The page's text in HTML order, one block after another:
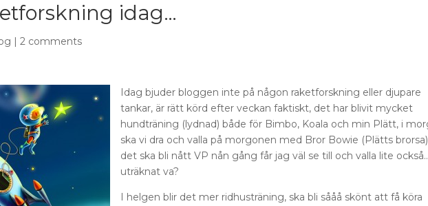
idag…
|2 comments
Idag bjuder bloggen inte på någon raketforskning eller djupare
tankar, är rätt körd efter veckan faktiskt, det har blivit mycket
hundträning (lydnad) både för Bimbo, Koala och min Plätt, i
ska vi dra och valla på morgonen med Bror Bowie (Plätts
det ska bli nått VP nån gång får jag väl se till och valla lite
uträknat va?
I helgen blir det mer ridhusträning, ska bli sååå skönt att få köra